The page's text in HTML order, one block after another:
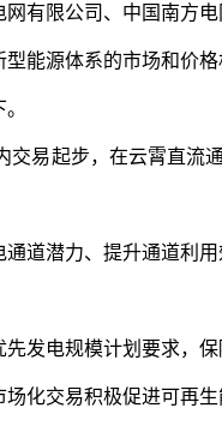
有限公司、中国南方
能源体系的市场和价
易起步，在云霄直流
道潜力、提升通道利
发电规模计划要求，
化交易积极促进可再